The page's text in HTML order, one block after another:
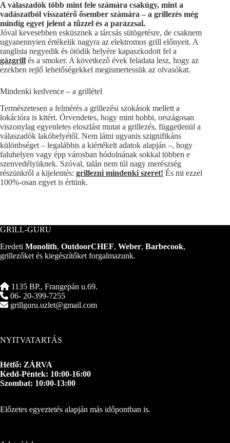
A válaszadók több mint fele számára csakúgy, mint a
vadászatból visszatérő ősember számára – a grillezés még
mindig egyet jelent a tűzzel és a parázzsal.
Jóval kevesebben esküsznek a tárcsás sütögetésre, de csaknem
ugyanennyien értékelik nagyra az elektromos grill előnyeit. A
ranglista negyedik és ötödik helyére kapaszkodott fel a
gázgrill és a smoker. A következő évek feladata lesz, hogy az
ezekben rejlő lehetőségekkel megismertessük az olvasókat.
Mindenki kedvence – a grillétel
Természetesen a felmérés a grillezési szokások mellett a
lokációra is kitért. Örvendetes, hogy mint hobbi, országosan
viszonylag egyenletes eloszlást mutat a grillezés, függetlenül a
válaszadók lakóhelyétől. Nem látni ugyanis szignifikáns
különbséget – legalábbis a kiértékelt adatok alapján –, hogy
faluhelyen vagy épp városban hódolnának sokkal többen e
szenvedélyüknek. Szóval, talán nem túl nagy merészség
részünkről a kijelentés: grillezni mindenki szeret! És mi ezzel
100%-osan egyet is értünk.
GRILL-GURU
Eredeti Monolith, OutdoorCHEF, Weber, Barbecook,
grillezőket és kiegészítőket forgalmazunk.
1135 BP., Frangepán u.69.
06- 20-399-7255
grillguru.uzlet@gmail.com
NYITVATARTÁS
Hétfő: ZÁRVA
Kedd-Péntek: 10:00-16:00
Szombat: 10:00-13:00
Előzetes egyeztetés alapján más időpontban is.